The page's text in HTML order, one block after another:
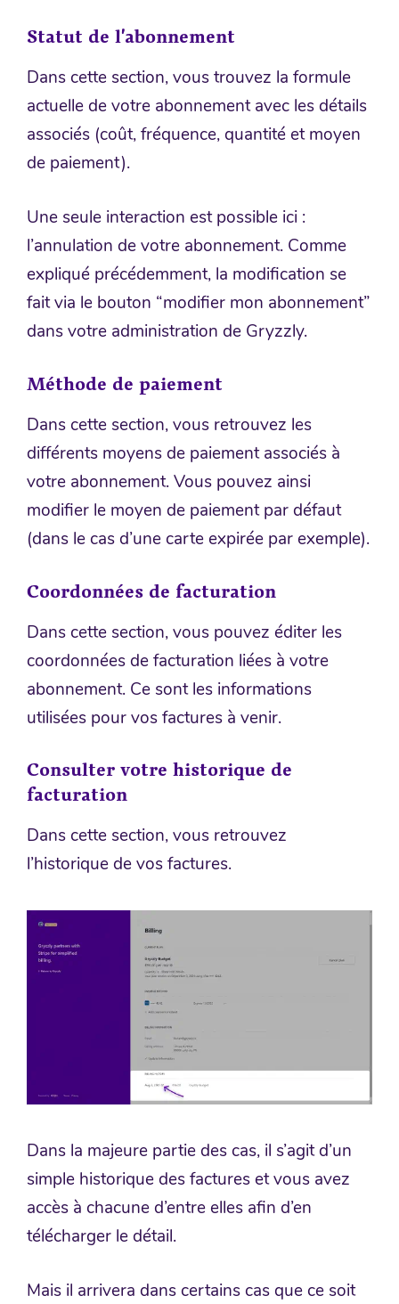
Statut de l’abonnement
Dans cette section, vous trouvez la formule
actuelle de votre abonnement avec les détails
associés (coût, fréquence, quantité et moyen
de paiement).
Une seule interaction est possible ici :
l’annulation de votre abonnement. Comme
expliqué précédemment, la modification se
fait via le bouton “modifier mon abonnement”
dans votre administration de Gryzzly.
Méthode de paiement
Dans cette section, vous retrouvez les
différents moyens de paiement associés à
votre abonnement. Vous pouvez ainsi
modifier le moyen de paiement par défaut
(dans le cas d’une carte expirée par exemple).
Coordonnées de facturation
Dans cette section, vous pouvez éditer les
coordonnées de facturation liées à votre
abonnement. Ce sont les informations
utilisées pour vos factures à venir.
Consulter votre historique de
facturation
Dans cette section, vous retrouvez
l’historique de vos factures.
Dans la majeure partie des cas, il s’agit d’un
simple historique des factures et vous avez
accès à chacune d’entre elles afin d’en
télécharger le détail.
Mais il arrivera dans certains cas que ce soit